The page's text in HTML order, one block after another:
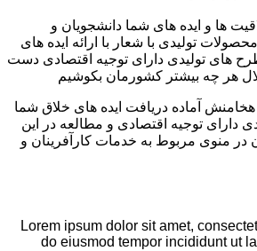
ها و ایده های شما دانشجویان و
تولیدی با شعار با ارائه ایده های
های تولیدی دارای توجیه اقتصادی دست
هر چه بیشتر کشورمان بکوشیم
آماده دریافت ایده های خلاق شما
دارای توجیه اقتصادی و مطالعه در این
در منوی مربوط به خدمات کارآفرینان و
Lorem ipsum dolor sit amet,
do eiusmod tempor incididunt ut